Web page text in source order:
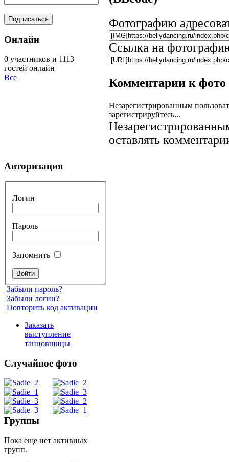
Фотографию
Ссылка на
Комментарии к фото
Незарегистрированным
зарегистрируйтесь...
оставлять
Онлайн
0 участников и 1113
гостей онлайн
Все
Авторизация
Логин
Пароль
Запомнить
Забыли пароль?
Забыли логин?
Повторить код активации
Заказать
выступление
танцовщицы
Случайное фото
Группы
Пока еще нет активных
групп.